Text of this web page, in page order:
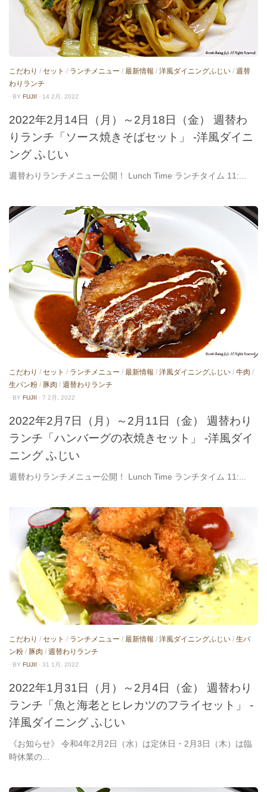
こだわり / セット / ランチメニュー / 最新情報 / 洋風ダイニングふじい / 週替
わりランチ
· BY FUJII · 14 2月, 2022
2022年2月14日（月）～2月18日（金） 週替わ
りランチ「ソース焼きそばセット」 -洋風ダイニ
ング ふじい
週替わりランチメニュー公開！ Lunch Time ランチタイム 11:...
こだわり / セット / ランチメニュー / 最新情報 / 洋風ダイニングふじい / 牛肉 /
生パン粉 / 豚肉 / 週替わりランチ
· BY FUJII · 7 2月, 2022
2022年2月7日（月）～2月11日（金） 週替わり
ランチ「ハンバーグの衣焼きセット」 -洋風ダイ
ニング ふじい
週替わりランチメニュー公開！ Lunch Time ランチタイム 11:...
こだわり / セット / ランチメニュー / 最新情報 / 洋風ダイニングふじい / 生パ
ン粉 / 豚肉 / 週替わりランチ
· BY FUJII · 31 1月, 2022
2022年1月31日（月）～2月4日（金） 週替わり
ランチ「魚と海老とヒレカツのフライセット」 -
洋風ダイニング ふじい
《お知らせ》 令和4年2月2日（水）は定休日・2月3日（木）は臨
時休業の...